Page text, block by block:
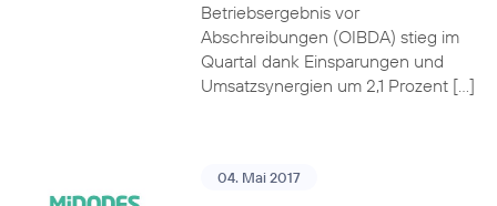
Betriebsergebnis vor
Abschreibungen (OIBDA) stieg im
Quartal dank Einsparungen und
Umsatzsynergien um 2,1 Prozent […]
04. Mai 2017